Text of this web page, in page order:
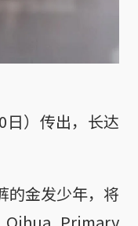
日）传出，长达
的金发少年，将